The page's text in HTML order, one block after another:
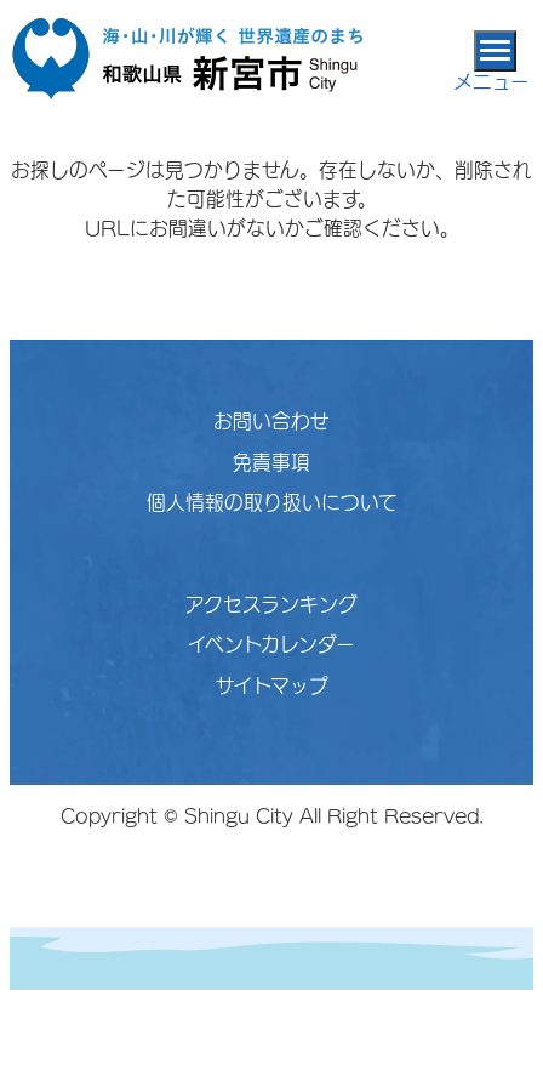
本文へ移動
メニュー
お探しのページは見つかりません。存在しないか、削除され
た可能性がございます。
URLにお間違いがないかご確認ください。
お問い合わせ
免責事項
個人情報の取り扱いについて
アクセスランキング
イベントカレンダー
サイトマップ
Copyright © Shingu City All Right Reserved.